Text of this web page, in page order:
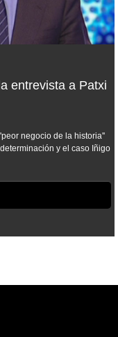
entrevista a Patxi
negocio de la historia''
y el caso Iñigo